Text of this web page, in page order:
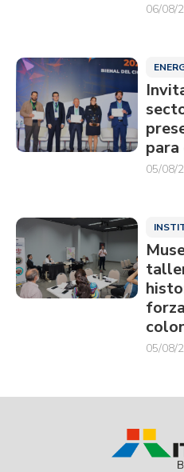
06/08/
para
05/08/
05/08/